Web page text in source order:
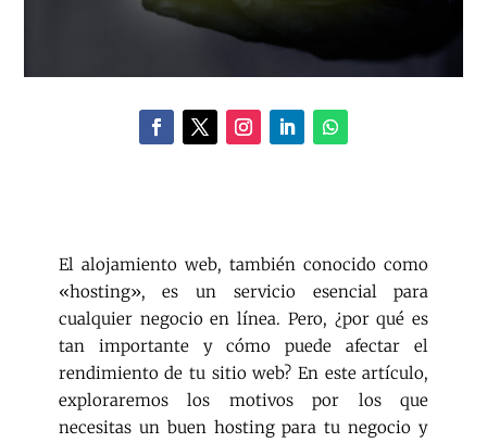
El alojamiento web, también conocido como
«hosting», es un servicio esencial para
cualquier negocio en línea. Pero, ¿por qué es
tan importante y cómo puede afectar el
rendimiento de tu sitio web? En este artículo,
exploraremos los motivos por los que
necesitas un buen hosting para tu negocio y